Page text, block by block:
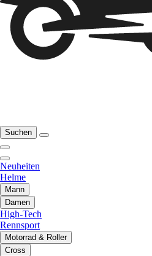
Suchen
Neuheiten
Helme
Mann
Damen
High-Tech
Rennsport
Motorrad & Roller
Cross